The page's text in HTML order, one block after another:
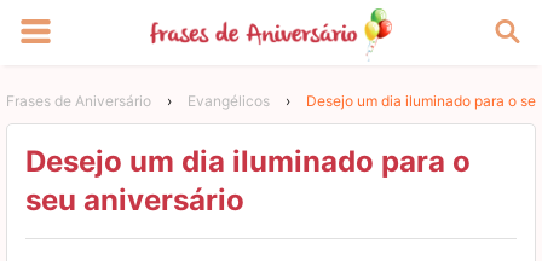
Frases de Aniversário › Evangélicos › Desejo um dia iluminado para o
Desejo um dia iluminado para o
seu aniversário